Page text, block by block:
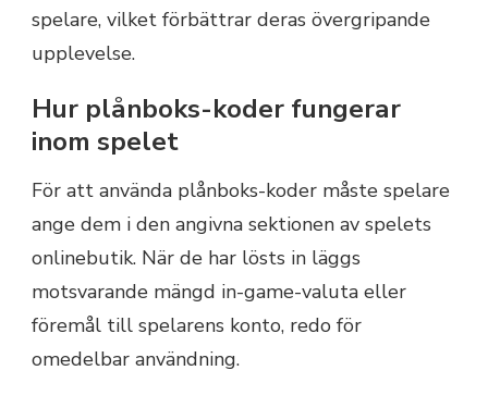
spelare, vilket förbättrar deras övergripande
upplevelse.
Hur plånboks-koder fungerar
inom spelet
För att använda plånboks-koder måste spelare
ange dem i den angivna sektionen av spelets
onlinebutik. När de har lösts in läggs
motsvarande mängd in-game-valuta eller
föremål till spelarens konto, redo för
omedelbar användning.